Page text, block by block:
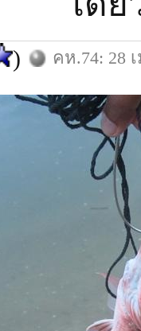
) คห.74: 28